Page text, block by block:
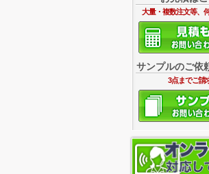
大量・複数注文等、
サンプルのご依
3点までご請